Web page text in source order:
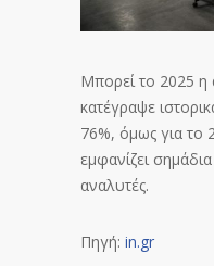
Μπορεί το 2025
κατέγραψε
76%, όμως για το
εμφανίζει
αναλυτές.
Πηγή: in.gr